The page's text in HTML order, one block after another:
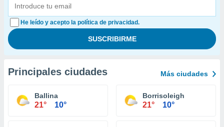
He leído y acepto la política de privacidad.
Principales ciudades Más ciudades
Ballina
21° 10°
Borrisoleigh
21° 10°